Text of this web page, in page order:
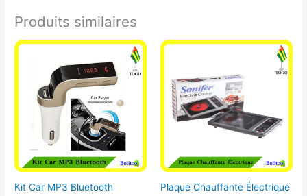
Produits similaires
Kit Car MP3 Bluetooth Plaque Chauffante Électrique